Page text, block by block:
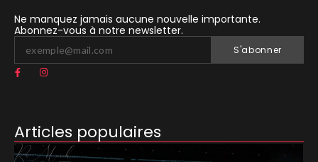
Ne manquez jamais aucune nouvelle importante.
Abonnez-vous à notre newsletter.
S'abonner
Articles populaires